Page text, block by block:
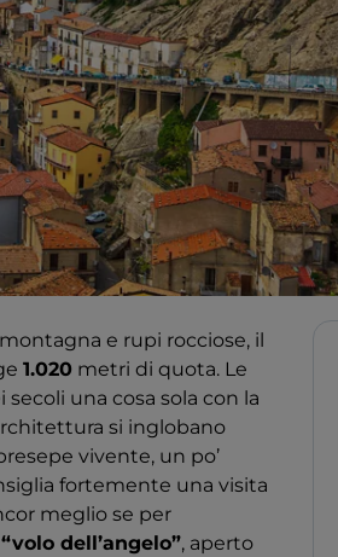
e rupi rocciose, il
1.020 metri di quota. Le
una cosa sola con la
si inglobano
vivente, un po’
fortemente una visita
meglio se per
“volo dell’angelo”, aperto